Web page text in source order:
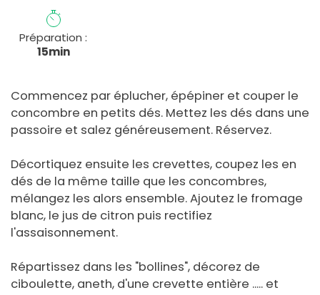
Préparation :
15min
Commencez par éplucher, épépiner et couper le
concombre en petits dés. Mettez les dés dans une
passoire et salez généreusement. Réservez.
Décortiquez ensuite les crevettes, coupez les en
dés de la même taille que les concombres,
mélangez les alors ensemble. Ajoutez le fromage
blanc, le jus de citron puis rectifiez
l'assaisonnement.
Répartissez dans les "bollines", décorez de
ciboulette, aneth, d'une crevette entière ..... et